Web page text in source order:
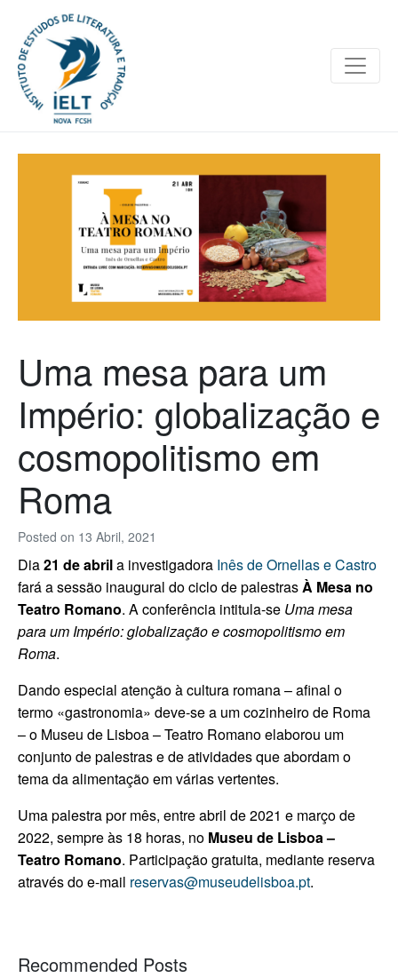
Posted on 13 Abril, 2021
Uma mesa para um
Império: globalização e
cosmopolitismo em
Roma
Dia21 de abrila investigadora Inês de Ornellas e Castro
fará a sessão inaugural do ciclo de palestrasÀ Mesa no
Teatro Romano. A conferência intitula-se Uma mesa
para um Império: globalização e cosmopolitismo em
Roma.
Dando especial atenção à cultura romana – afinal o
termo «gastronomia» deve-se a um cozinheiro de Roma
– o Museu de Lisboa – Teatro Romano elaborou um
conjunto de palestras e de atividades que abordam o
tema da alimentação em várias vertentes.
Uma palestra por mês, entre abril de 2021 e março de
2022, sempre às 18 horas, no Museu de Lisboa –
Teatro Romano. Participação gratuita, mediante reserva
através do e-mail reservas@museudelisboa.pt.
Recommended Posts